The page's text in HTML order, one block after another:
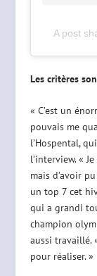
A post
Les critères
« C’est un
pouvais me
l’Hospental,
l’interview. «
mais d’avoir
un top 7 cet
qui a grandi
champion
aussi travaillé.
pour réaliser. »